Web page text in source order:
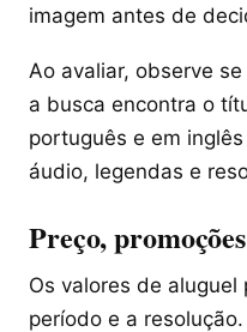
imagem antes de
Ao avaliar, observe
a busca encontra o
português e em
áudio, legendas e
Preço,
Os valores de
período e a